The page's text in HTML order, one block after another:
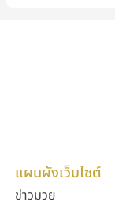
แผนผังเว็บไซต์
ข่าวมวย